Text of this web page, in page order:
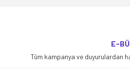
E-
Tüm kampanya ve duyurulardan